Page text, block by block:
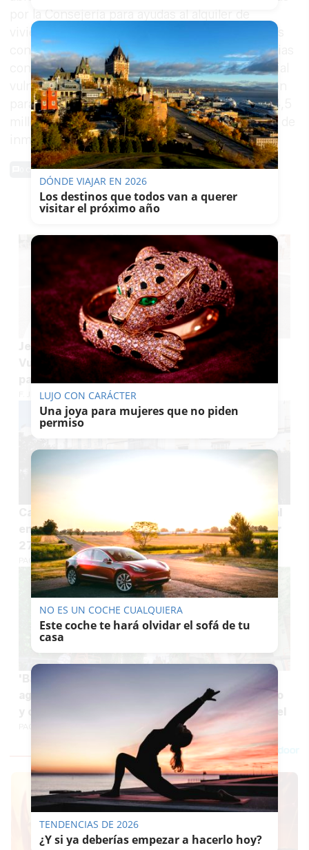
por la Consejería para ayudas al alquiler de
viviendas y la rehabilitación de edificios, dotadas
con 29,5 millones de euros y destinadas a familias
con ingresos limitados o en situación de especial
vulnerabilidad. De ese montante, 15 millones son
para cubrir las subvenciones de alquiler y los 14,5
millones restantes para fomentar la adecuación de
inmuebles.
0 Comentarios
TE PUEDE INTERESAR
Jerez busca voluntarios para la 18ª etapa de La
Vuelta Ciclista a España: así puedes apuntarte
para el 10 de septiembre
F. JIMÉNEZ
Casa palacio con 16 pisos de lujo junto al Arenal
en Jerez: Gilmar vende áticos de 42 metros por
275.000 euros
PACO SÁNCHEZ MÚGICA
agosto: negocios icónicos, arte contemporáneo
y comida típica jerezana o italiana bajo un vergel
DÓNDE VIAJAR EN 2026
Los destinos que todos van a querer
visitar el próximo año
LUJO CON CARÁCTER
Una joya para mujeres que no piden
permiso
NO ES UN COCHE CUALQUIERA
Este coche te hará olvidar el sofá de tu
casa
TENDENCIAS DE 2026
¿Y si ya deberías empezar a hacerlo hoy?